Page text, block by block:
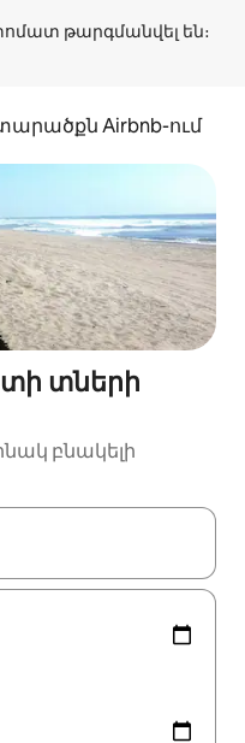
Airbnb-ում
տների
բնակելի
լինեն, սլաքների